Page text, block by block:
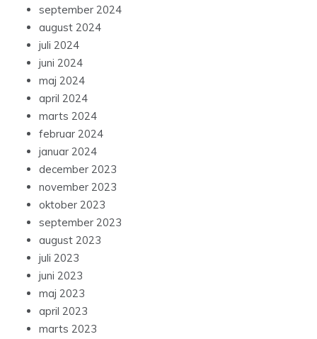
september 2024
august 2024
juli 2024
juni 2024
maj 2024
april 2024
marts 2024
februar 2024
januar 2024
december 2023
november 2023
oktober 2023
september 2023
august 2023
juli 2023
juni 2023
maj 2023
april 2023
marts 2023